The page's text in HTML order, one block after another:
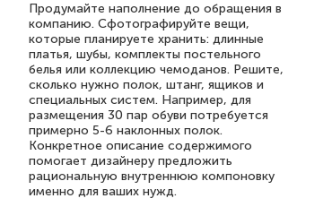
Продумайте наполнение до обращения в
компанию. Сфотографируйте вещи,
которые планируете хранить: длинные
платья, шубы, комплекты постельного
белья или коллекцию чемоданов. Решите,
сколько нужно полок, штанг, ящиков и
специальных систем. Например, для
размещения 30 пар обуви потребуется
примерно 5-6 наклонных полок.
Конкретное описание содержимого
помогает дизайнеру предложить
рациональную внутреннюю компоновку
именно для ваших нужд.